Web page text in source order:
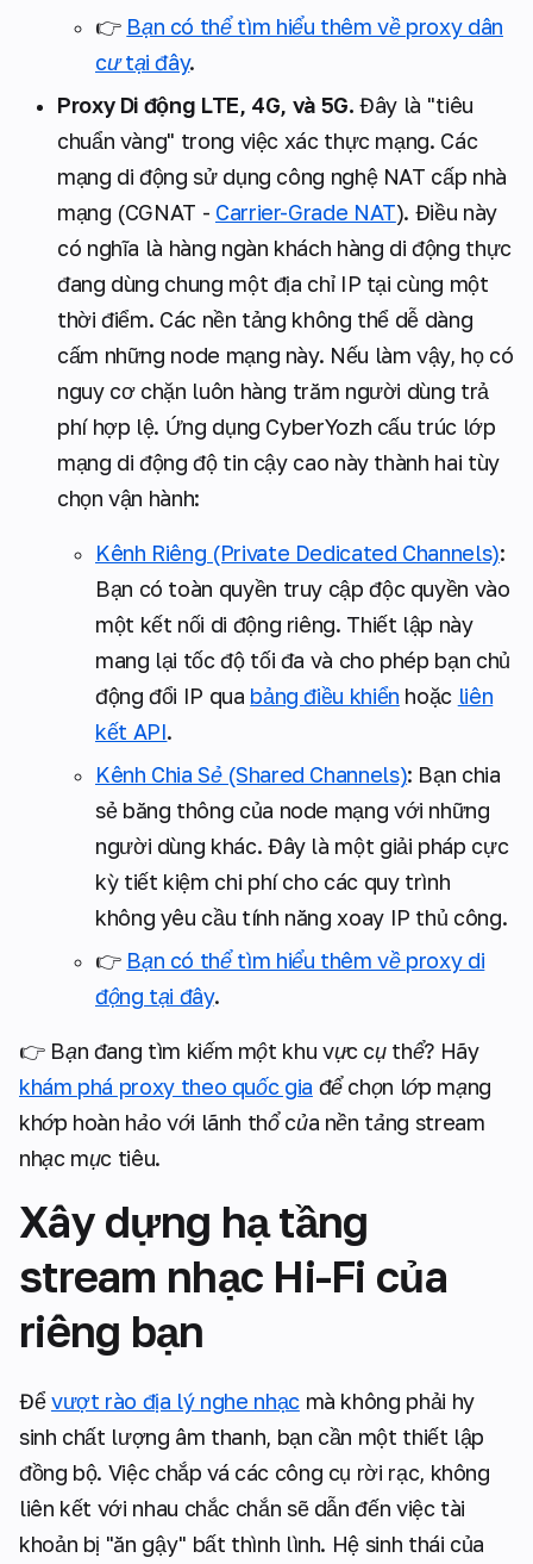
👉 Bạn có thể tìm hiểu thêm về proxy dân
cư tại đây.
Proxy Di động LTE, 4G, và 5G. Đây là "tiêu
chuẩn vàng" trong việc xác thực mạng. Các
mạng di động sử dụng công nghệ NAT cấp nhà
mạng (CGNAT - Carrier-Grade NAT). Điều này
có nghĩa là hàng ngàn khách hàng di động thực
đang dùng chung một địa chỉ IP tại cùng một
thời điểm. Các nền tảng không thể dễ dàng
cấm những node mạng này. Nếu làm vậy, họ có
nguy cơ chặn luôn hàng trăm người dùng trả
phí hợp lệ. Ứng dụng CyberYozh cấu trúc lớp
mạng di động độ tin cậy cao này thành hai tùy
chọn vận hành:
Kênh Riêng (Private Dedicated Channels):
Bạn có toàn quyền truy cập độc quyền vào
một kết nối di động riêng. Thiết lập này
mang lại tốc độ tối đa và cho phép bạn chủ
động đổi IP qua bảng điều khiển hoặc liên
kết API.
Kênh Chia Sẻ (Shared Channels): Bạn chia
sẻ băng thông của node mạng với những
người dùng khác. Đây là một giải pháp cực
kỳ tiết kiệm chi phí cho các quy trình
không yêu cầu tính năng xoay IP thủ công.
👉 Bạn có thể tìm hiểu thêm về proxy di
động tại đây.
👉 Bạn đang tìm kiếm một khu vực cụ thể? Hãy
khám phá proxy theo quốc gia để chọn lớp mạng
khớp hoàn hảo với lãnh thổ của nền tảng stream
nhạc mục tiêu.
Xây dựng hạ tầng
stream nhạc Hi-Fi của
riêng bạn
Đểvượt rào địa lý nghe nhạcmà không phải hy
sinh chất lượng âm thanh, bạn cần một thiết lập
đồng bộ. Việc chắp vá các công cụ rời rạc, không
liên kết với nhau chắc chắn sẽ dẫn đến việc tài
khoản bị "ăn gậy" bất thình lình. Hệ sinh thái của